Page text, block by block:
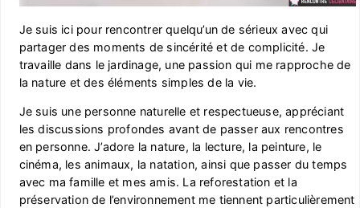
Je suis ici pour rencontrer quelqu’un de sérieux avec qui
partager des moments de sincérité et de complicité. Je
travaille dans le jardinage, une passion qui me rapproche de
la nature et des éléments simples de la vie.
Je suis une personne naturelle et respectueuse, appréciant
les discussions profondes avant de passer aux rencontres
en personne. J’adore la nature, la lecture, la peinture, le
cinéma, les animaux, la natation, ainsi que passer du temps
avec ma famille et mes amis. La reforestation et la
préservation de l’environnement me tiennent particulièrement